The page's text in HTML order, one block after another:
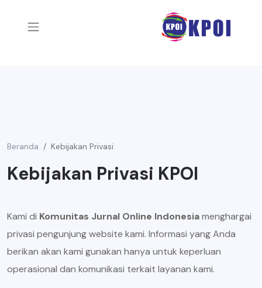
Beranda Kebijakan Privasi
Kebijakan Privasi KPOI
Kami di Komunitas Jurnal Online Indonesiamenghargai
privasi pengunjung website kami. Informasi yang Anda
berikan akan kami gunakan hanya untuk keperluan
operasional dan komunikasi terkait layanan kami.